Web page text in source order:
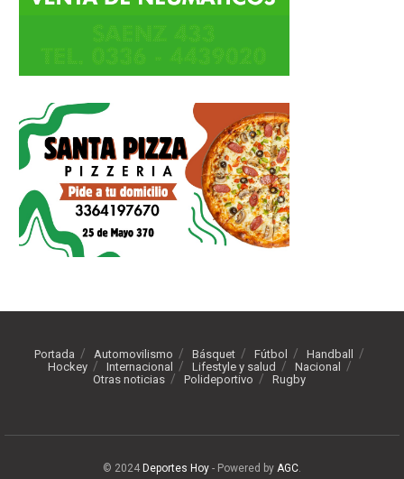
Portada Automovilismo Básquet Fútbol
Handball
Hockey
Internacional Lifestyle y salud
Nacional
Otras noticias
Polideportivo Rugby
© 2024 Deportes Hoy - Powered by AGC.